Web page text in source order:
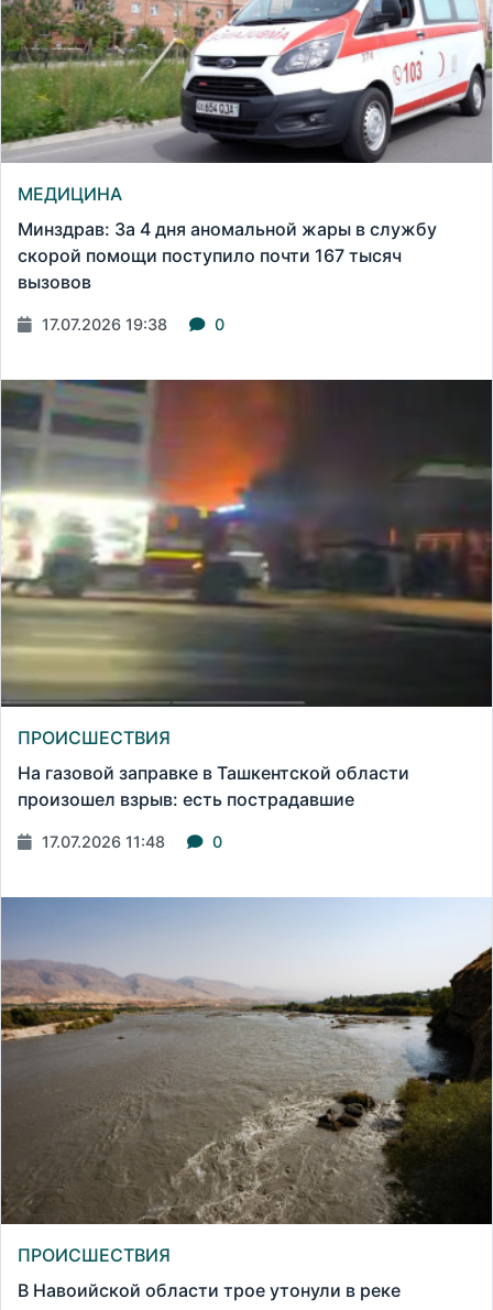
МЕДИЦИНА
Минздрав: За 4 дня аномальной жары в службу
скорой помощи поступило почти 167 тысяч
вызовов
17.07.2026 19:38 0
ПРОИСШЕСТВИЯ
На газовой заправке в Ташкентской области
произошел взрыв: есть пострадавшие
17.07.2026 11:48 0
ПРОИСШЕСТВИЯ
В Навоийской области трое утонули в реке